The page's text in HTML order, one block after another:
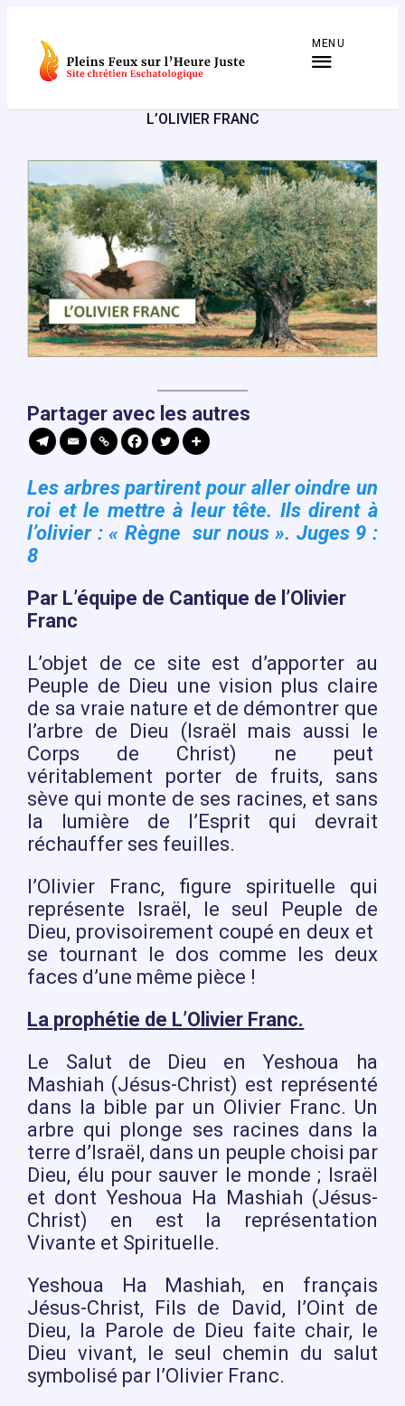
contenu
MENU
L’OLIVIER FRANC
Partager avec les autres
Les arbres partirent pour aller oindre un
roi et le mettre à leur tête. Ils dirent à
l’olivier : « Règne sur nous ». Juges 9 :
8
Par L’équipe de Cantique de l’Olivier
Franc
L’objet de ce site est d’apporter au
Peuple de Dieu une vision plus claire
de sa vraie nature et de démontrer que
l’arbre de Dieu (Israël mais aussi le
Corps de Christ) ne peut
véritablement porter de fruits, sans
sève qui monte de ses racines, et sans
la lumière de l’Esprit qui devrait
réchauffer ses feuilles.
l’Olivier Franc, figure spirituelle qui
représente Israël, le seul Peuple de
Dieu, provisoirement coupé en deux et
se tournant le dos comme les deux
faces d’une même pièce !
La prophétie de L’Olivier Franc.
Le Salut de Dieu en Yeshoua ha
Mashiah (Jésus-Christ) est représenté
dans la bible par un Olivier Franc. Un
arbre qui plonge ses racines dans la
terre d’Israël, dans un peuple choisi par
Dieu, élu pour sauver le monde ; Israël
et dont Yeshoua Ha Mashiah (Jésus-
Christ) en est la représentation
Vivante et Spirituelle.
Yeshoua Ha Mashiah, en français
Jésus-Christ, Fils de David, l’Oint de
Dieu, la Parole de Dieu faite chair, le
Dieu vivant, le seul chemin du salut
symbolisé par l’Olivier Franc.